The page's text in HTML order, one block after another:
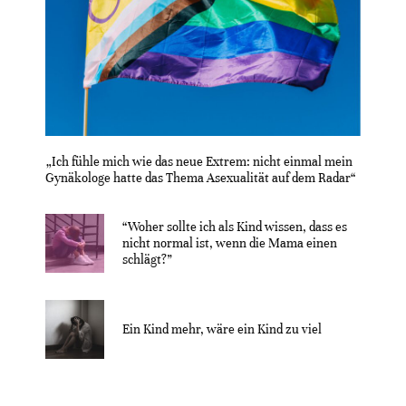
„Ich fühle mich wie das neue Extrem: nicht einmal mein
Gynäkologe hatte das Thema Asexualität auf dem Radar“
“Woher sollte ich als Kind wissen, dass es
nicht normal ist, wenn die Mama einen
schlägt?”
Ein Kind mehr, wäre ein Kind zu viel